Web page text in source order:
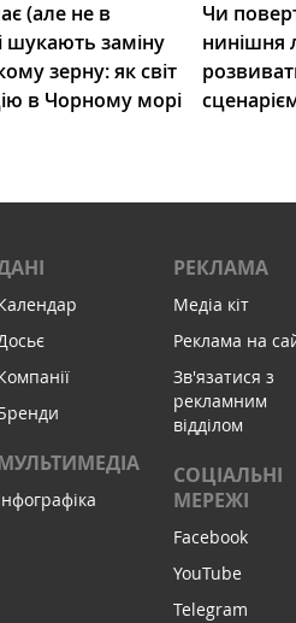
(але не в
шукають заміну
зерну: як світ
в Чорному морі
Чи
нинішня
РЕКЛАМА
Медіа кіт
Реклама на
Зв'язатися з
рекламним
відділом
СОЦІАЛЬНІ
МЕРЕЖІ
Facebook
YouTube
Telegram